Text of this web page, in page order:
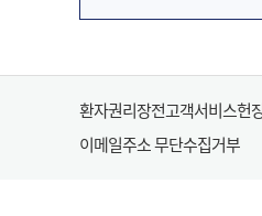
환자권리장전고객서비스헌
이메일주소 무단수집거부